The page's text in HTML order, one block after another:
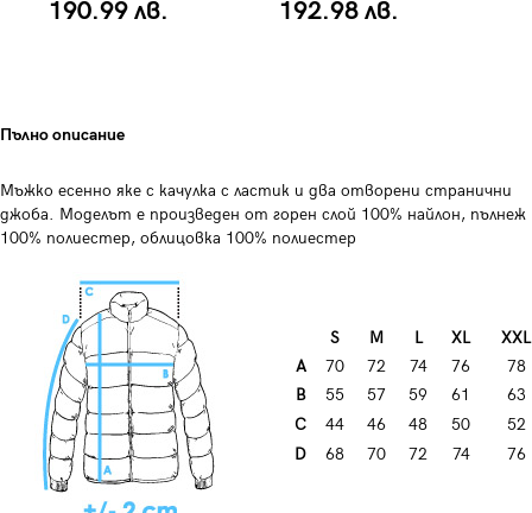
190.99 лв.
192.98 лв.
Пълно описание
Мъжко есенно яке с качулка с ластик и два отворени странични
джоба. Моделът е произведен от горен слой 100% найлон, пълнеж
100% полиестер, облицовка 100% полиестер
S M L XL
XXL
A
70 72 74 76
78
B
55 57 59 61
63
C
44 46 48 50
52
D
68 70 72 74 76